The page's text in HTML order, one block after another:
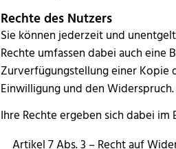
Rechte des Nutzers
Sie können jederzeit und
Rechte umfassen dabei auch eine
Zurverfügungstellung einer Kopie
Einwilligung und den
Ihre Rechte ergeben sich dabei
Artikel 7 Abs. 3 – Recht auf